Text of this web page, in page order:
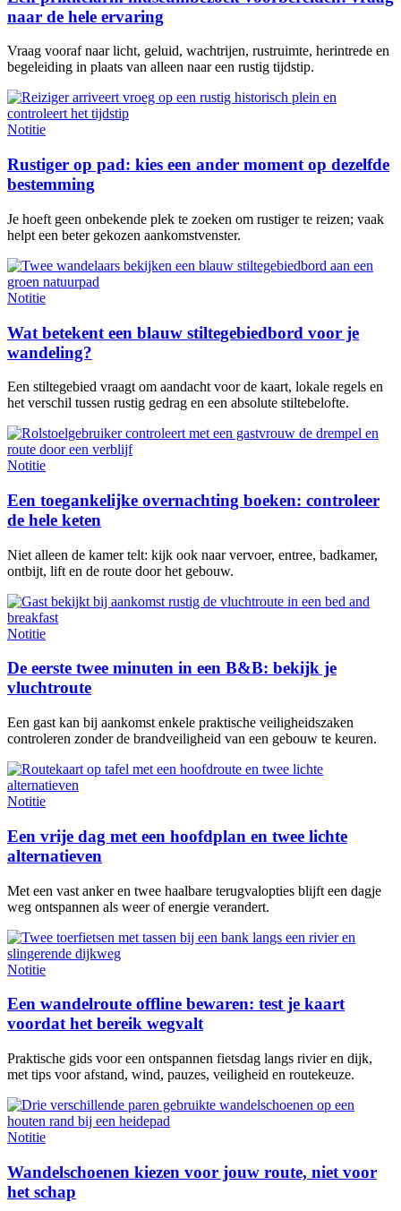
naar de hele ervaring
Vraag vooraf naar licht, geluid, wachtrijen, rustruimte, herintrede en
begeleiding in plaats van alleen naar een rustig tijdstip.
Notitie
Rustiger op pad: kies een ander moment op dezelfde
bestemming
Je hoeft geen onbekende plek te zoeken om rustiger te reizen; vaak
helpt een beter gekozen aankomstvenster.
Notitie
Wat betekent een blauw stiltegebiedbord voor je
wandeling?
Een stiltegebied vraagt om aandacht voor de kaart, lokale regels en
het verschil tussen rustig gedrag en een absolute stiltebelofte.
Notitie
Een toegankelijke overnachting boeken: controleer
de hele keten
Niet alleen de kamer telt: kijk ook naar vervoer, entree, badkamer,
ontbijt, lift en de route door het gebouw.
Notitie
De eerste twee minuten in een B&B: bekijk je
vluchtroute
Een gast kan bij aankomst enkele praktische veiligheidszaken
controleren zonder de brandveiligheid van een gebouw te keuren.
Notitie
Een vrije dag met een hoofdplan en twee lichte
alternatieven
Met een vast anker en twee haalbare terugvalopties blijft een dagje
weg ontspannen als weer of energie verandert.
Notitie
Een wandelroute offline bewaren: test je kaart
voordat het bereik wegvalt
Praktische gids voor een ontspannen fietsdag langs rivier en dijk,
met tips voor afstand, wind, pauzes, veiligheid en routekeuze.
Notitie
Wandelschoenen kiezen voor jouw route, niet voor
het schap